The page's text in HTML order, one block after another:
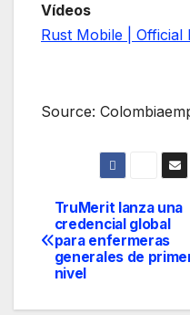
Vídeos
Rust Mobile | Official
Source:
Navegación
de
TruMerit lanza una
credencial global
para enfermeras
generales de
nivel